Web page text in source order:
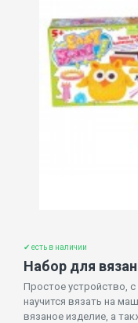
✔ есть в наличии
Набор для
Простое устройство,
научится вязать на
вязаное изделие, а